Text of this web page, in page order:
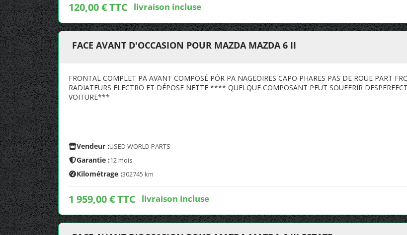
120,00 € TTC livraison incluse
FACE AVANT D'OCCASION POUR MAZDA MAZDA 6 II
FRONTAL COMPLET PA AVANT COMPOSÉ PÒR PA NAGEOIRES CAPO PHARES PAS DE ROUE PART
RADIATEURS ELECTRO ET DÉPOSE NETTE **** QUELQUE COMPOSANT PEUT SOUFFRIR
VOITURE***
Vendeur :USED WORLD PARTS
Garantie :12 mois
Kilométrage :302745 km
1 959,00 € TTC livraison incluse